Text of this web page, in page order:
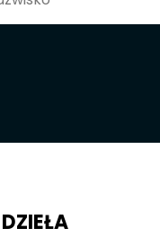
DZIEŁA